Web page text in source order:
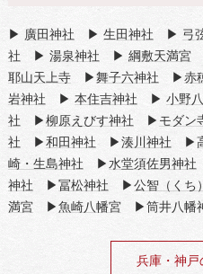
▶ 廣田神社 ▶ 生田神社 ▶ 弓
社 ▶ 湯泉神社 ▶ 綱敷天満宮
耶山天上寺▶ 舞子六神社 ▶ 赤
岩神社 ▶ 本住吉神社 ▶ 小野
社 ▶ 柳原えびす神社 ▶ モダン
社 ▶ 和田神社 ▶ 湊川神社 ▶
崎・生島神社 ▶ 水堂須佐男神社
神社 ▶ 冨松神社 ▶ 公智（くち
満宮▶ 魚崎八幡宮▶筒井八幡
兵庫・神戸